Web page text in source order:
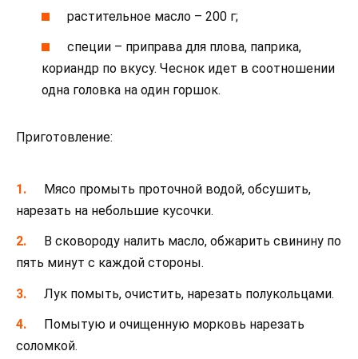
растительное масло – 200 г;
специи – приправа для плова, паприка,
кориандр по вкусу. Чеснок идет в соотношении
одна головка на один горшок.
Приготовление:
Мясо промыть проточной водой, обсушить,
нарезать на небольшие кусочки.
В сковороду налить масло, обжарить свинину по
пять минут с каждой стороны.
Лук помыть, очистить, нарезать полукольцами.
Помытую и очищенную морковь нарезать
соломкой.